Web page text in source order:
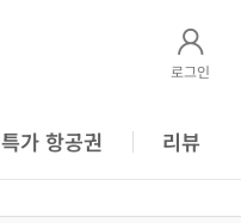
로그인
특가 항공권 리뷰